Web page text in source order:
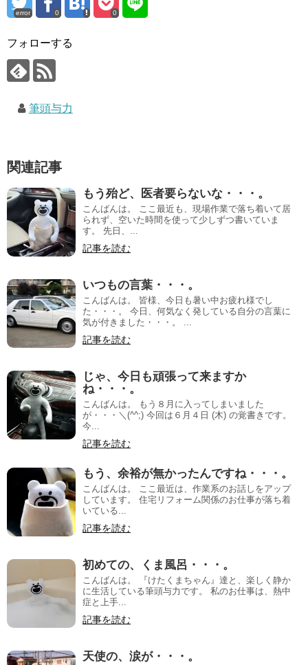
error 0 0
フォローする
筆頭与力
関連記事
もう殆ど、医者要らないな・・・。
こんばんは。 ここ最近も、現場作業で落ち着いて居
られず、空いた時間を使って少しずつ書いていま
す。 先日、...
記事を読む
いつもの言葉・・・。
こんばんは。 皆様、今日も暑い中お疲れ様でし
た・・・。 今日、何気なく発している自分の言葉に
気が付きました・・・。 ...
記事を読む
じゃ、今日も頑張って来ますか
ね・・・。
こんばんは。 もう８月に入ってしまいました
が・・・＼(^^;) 今回は６月４日 (木) の覚書きです。
今...
記事を読む
もう、余裕が無かったんですね・・・。
こんばんは。 ここ最近は、作業系のお話しをアップ
しています。 住宅リフォーム関係のお仕事が落ち着
いている...
記事を読む
初めての、くま風呂・・・。
こんばんは。 『けたくまちゃん』達と、楽しく静か
に生活している筆頭与力です。 私のお仕事は、熱中
症と上手...
記事を読む
天使の、涙が・・・。